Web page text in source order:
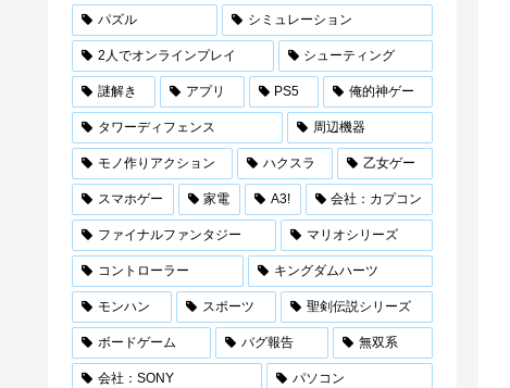
パズル シミュレーション
2人でオンラインプレイ シューティング
謎解き アプリ PS5 俺的神ゲー
タワーディフェンス 周辺機器
モノ作りアクション ハクスラ 乙女ゲー
スマホゲー 家電 A3! 会社：カプコン
ファイナルファンタジー マリオシリーズ
コントローラー キングダムハーツ
モンハン スポーツ 聖剣伝説シリーズ
ボードゲーム バグ報告 無双系
会社：SONY パソコン